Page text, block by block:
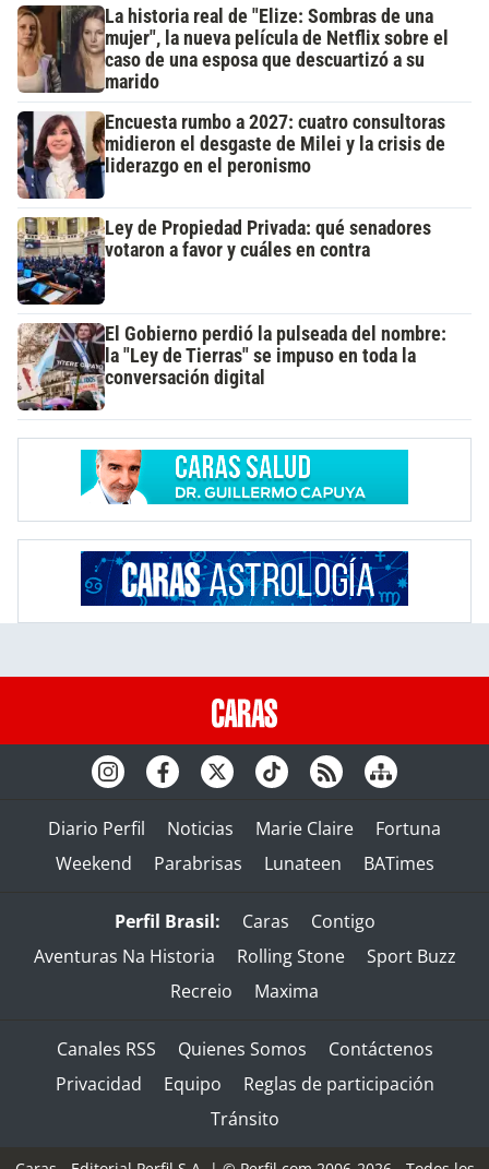
La historia real de "Elize: Sombras de una
mujer", la nueva película de Netflix sobre el
caso de una esposa que descuartizó a su
marido
Encuesta rumbo a 2027: cuatro consultoras
midieron el desgaste de Milei y la crisis de
liderazgo en el peronismo
Ley de Propiedad Privada: qué senadores
votaron a favor y cuáles en contra
El Gobierno perdió la pulseada del nombre:
la "Ley de Tierras" se impuso en toda la
conversación digital
Diario Perfil Noticias Marie Claire
Fortuna
Weekend
Parabrisas Lunateen BATimes
Perfil Brasil: Caras
Contigo
Aventuras Na Historia
Rolling Stone
Sport Buzz
Recreio
Maxima
Canales RSS Quienes Somos
Contáctenos
Privacidad
Equipo
Reglas de participación
Tránsito